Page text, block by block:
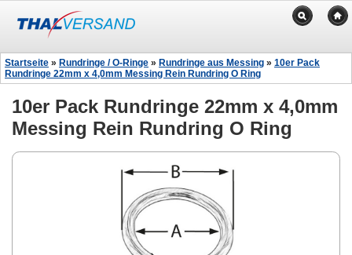
Startseite » Rundringe / O-Ringe » Rundringe aus Messing » 10er Pack
Rundringe 22mm x 4,0mm Messing Rein Rundring O Ring
10er Pack Rundringe 22mm x 4,0mm
Messing Rein Rundring O Ring